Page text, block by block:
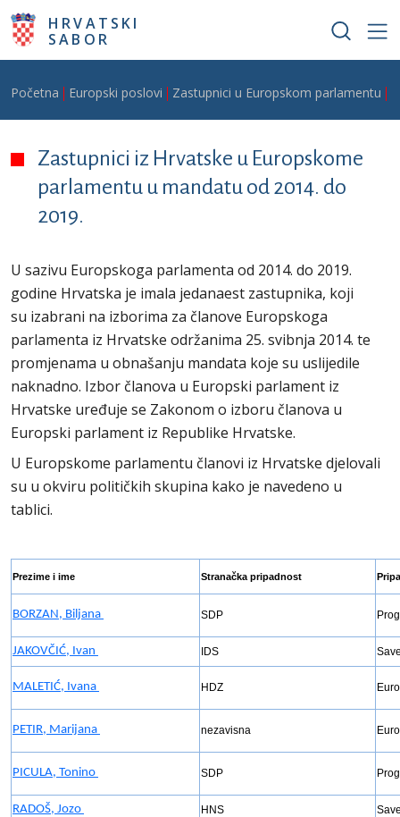
Skoči na glavni sadržaj
HRVATSKI
SABOR
Breadcrumb
Početna Europski poslovi Zastupnici u Europskom parlamentu
Zastupnici iz Hrvatske u Europskome
parlamentu u mandatu od 2014. do
2019.
U sazivu Europskoga parlamenta od 2014. do 2019.
godine Hrvatska je imala jedanaest zastupnika, koji
su izabrani na izborima za članove Europskoga
parlamenta iz Hrvatske održanima 25. svibnja 2014. te
promjenama u obnašanju mandata koje su uslijedile
naknadno. Izbor članova u Europski parlament iz
Hrvatske uređuje se Zakonom o izboru članova u
Europski parlament iz Republike Hrvatske.
U Europskome parlamentu članovi iz Hrvatske djelovali
su u okviru političkih skupina kako je navedeno u
tablici.
Prezime i ime Stranačka pripadnost
BORZAN, Biljana SDP
JAKOVČIĆ, Ivan IDS
MALETIĆ, Ivana HDZ
PETIR, Marijana nezavisna
PICULA, Tonino SDP
RADOŠ, Jozo HNS